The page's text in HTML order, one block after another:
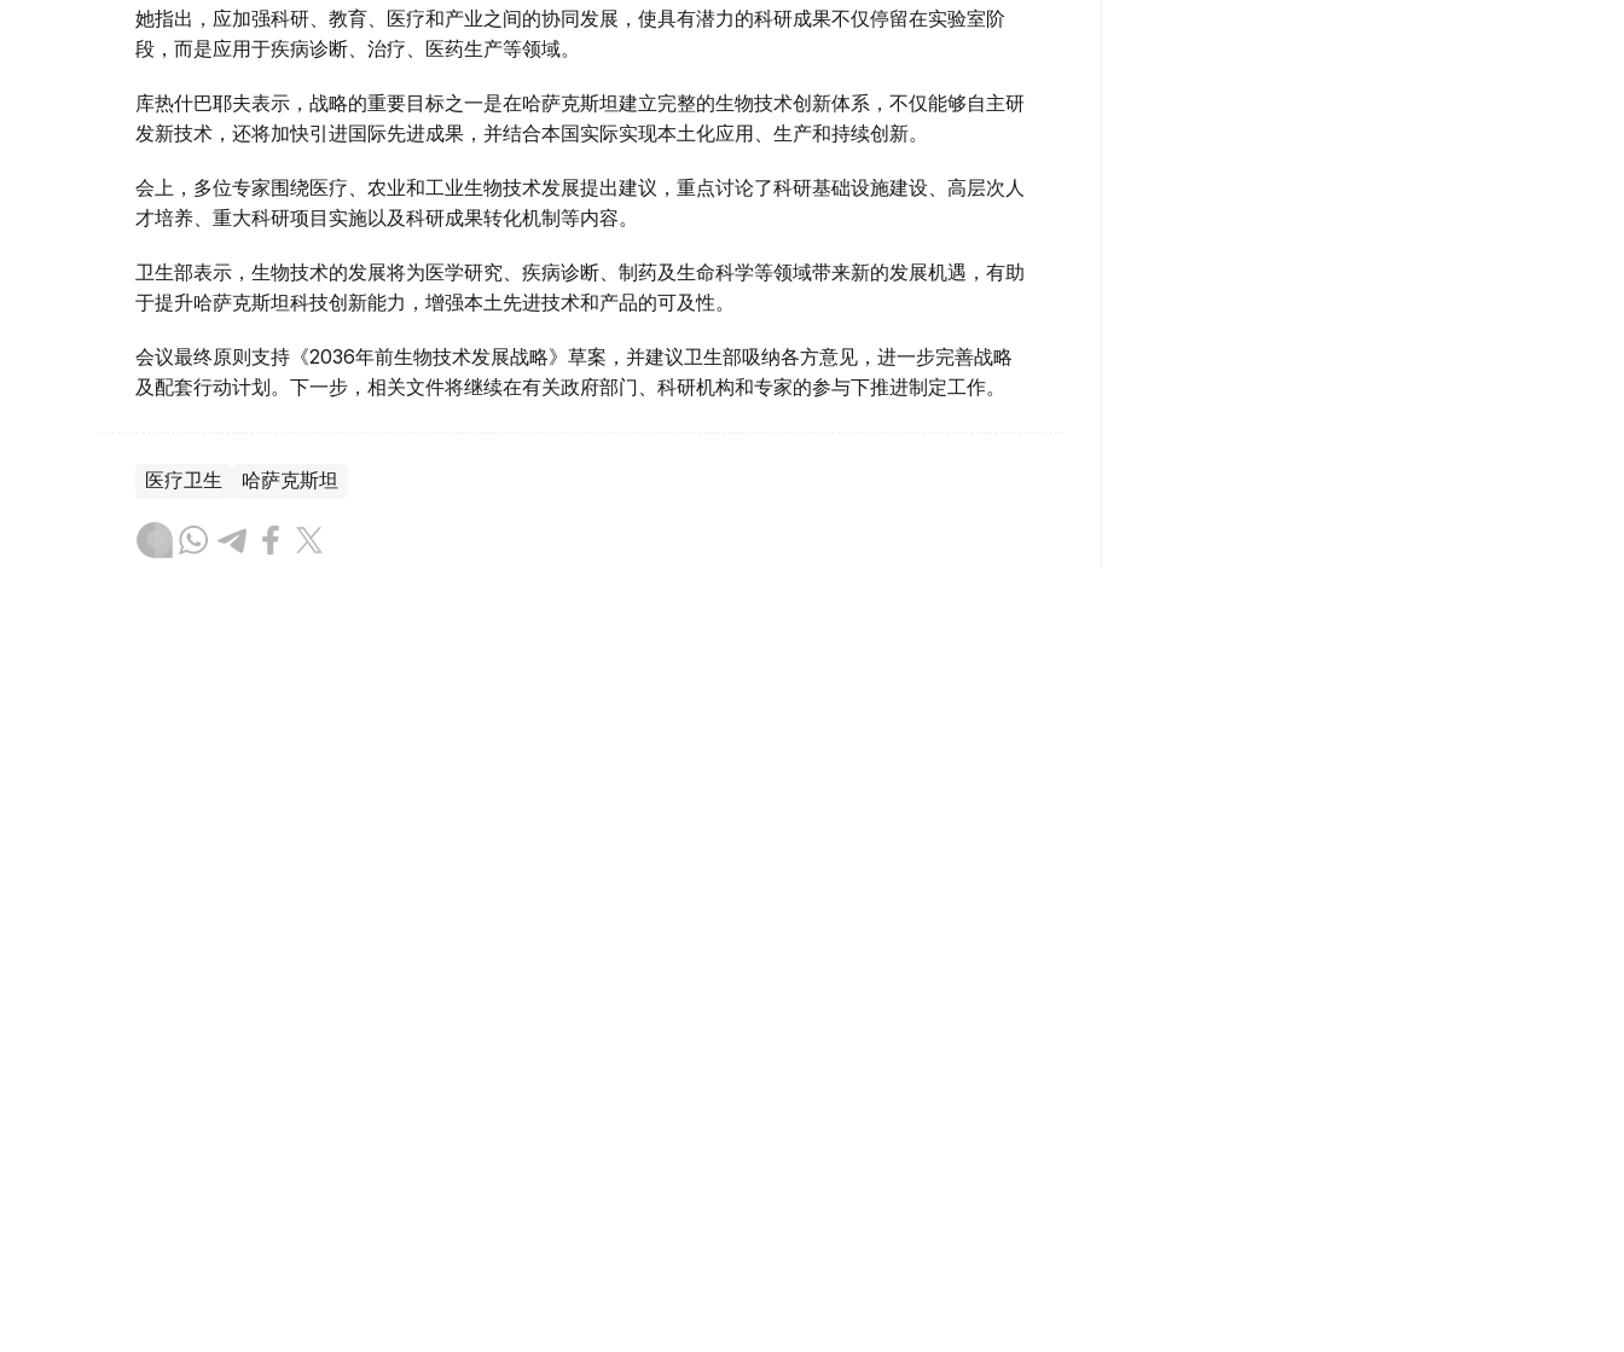
她指出，应加强科研、教育、医疗和产业之间的协同发展，使具有潜力的科研成果不仅停留在实验室阶
段，而是应用于疾病诊断、治疗、医药生产等领域。
库热什巴耶夫表示，战略的重要目标之一是在哈萨克斯坦建立完整的生物技术创新体系，不仅能够自主研
发新技术，还将加快引进国际先进成果，并结合本国实际实现本土化应用、生产和持续创新。
会上，多位专家围绕医疗、农业和工业生物技术发展提出建议，重点讨论了科研基础设施建设、高层次人
才培养、重大科研项目实施以及科研成果转化机制等内容。
卫生部表示，生物技术的发展将为医学研究、疾病诊断、制药及生命科学等领域带来新的发展机遇，有助
于提升哈萨克斯坦科技创新能力，增强本土先进技术和产品的可及性。
会议最终原则支持《2036年前生物技术发展战略》草案，并建议卫生部吸纳各方意见，进一步完善战略
及配套行动计划。下一步，相关文件将继续在有关政府部门、科研机构和专家的参与下推进制定工作。
医疗卫生 哈萨克斯坦